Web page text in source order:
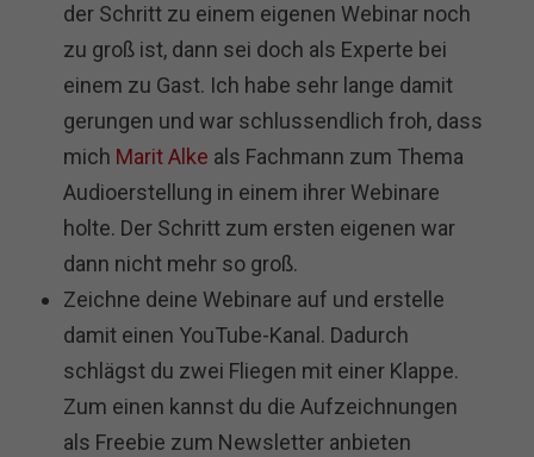
der Schritt zu einem eigenen Webinar noch
zu groß ist, dann sei doch als Experte bei
einem zu Gast. Ich habe sehr lange damit
gerungen und war schlussendlich froh, dass
mich Marit Alke als Fachmann zum Thema
Audioerstellung in einem ihrer Webinare
holte. Der Schritt zum ersten eigenen war
dann nicht mehr so groß.
Zeichne deine Webinare auf und erstelle
damit einen YouTube-Kanal. Dadurch
schlägst du zwei Fliegen mit einer Klappe.
Zum einen kannst du die Aufzeichnungen
als Freebie zum Newsletter anbieten